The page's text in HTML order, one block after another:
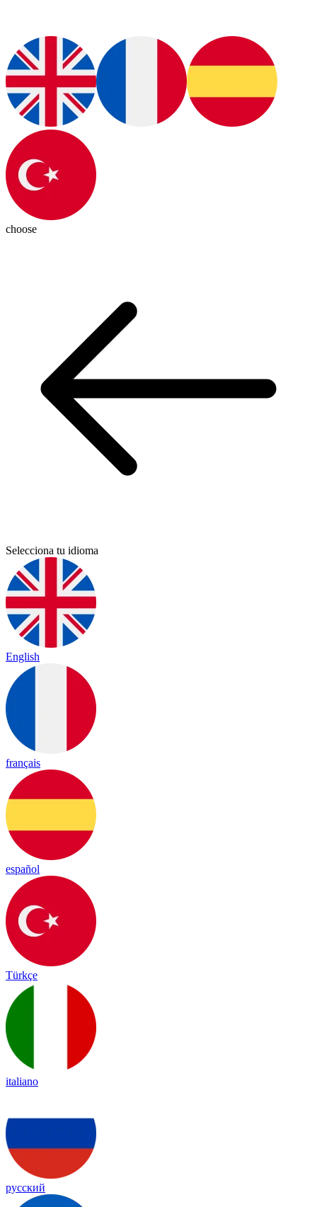
choose
Selecciona tu idioma
English
français
español
Türkçe
italiano
русский